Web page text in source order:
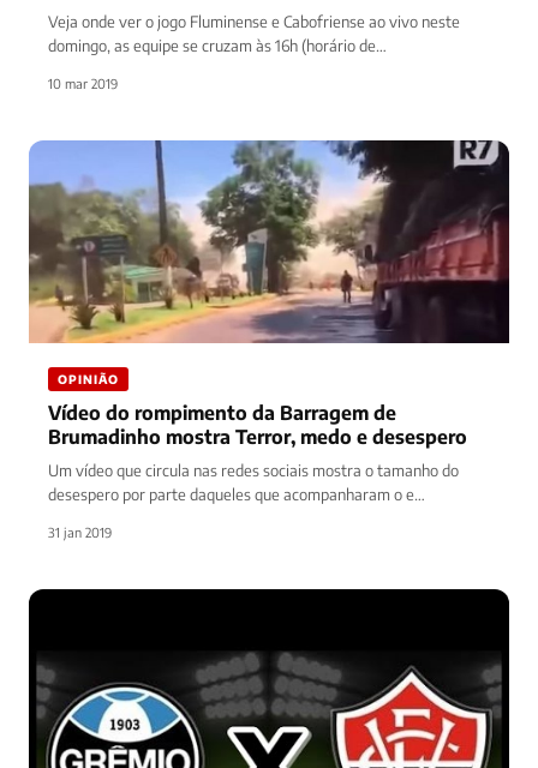
Veja onde ver o jogo Fluminense e Cabofriense ao vivo neste
domingo, as equipe se cruzam às 16h (horário de…
10 mar 2019
OPINIÃO
Vídeo do rompimento da Barragem de
Brumadinho mostra Terror, medo e desespero
Um vídeo que circula nas redes sociais mostra o tamanho do
desespero por parte daqueles que acompanharam o e
31 jan 2019